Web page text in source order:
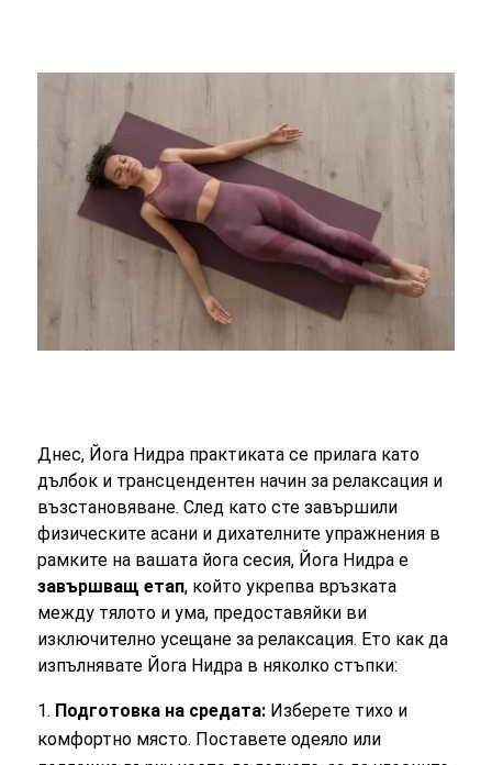
Днес, Йога Нидра практиката се прилага като
дълбок и трансцендентен начин за релаксация и
възстановяване. След като сте завършили
физическите асани и дихателните упражнения в
рамките на вашата йога сесия, Йога Нидра е
завършващ етап, който укрепва връзката
между тялото и ума, предоставяйки ви
изключително усещане за релаксация. Ето как да
изпълнявате Йога Нидра в няколко стъпки:
Подготовка на средата: Изберете тихо и
комфортно място. Поставете одеяло или